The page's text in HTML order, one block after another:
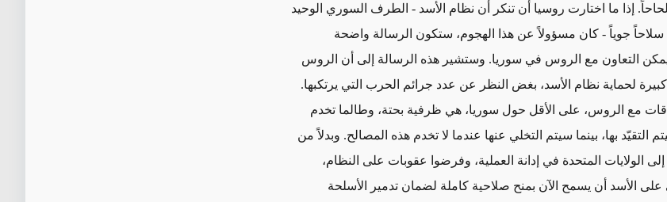
إذا ما اختارت روسيا أن تنكر أن نظام الأسد - الطرف السوري الوحيد
جوياً - كان مسؤولاً عن هذا الهجوم، ستكون الرسالة واضحة
يمكن التعاون مع الروس في سوريا. وستشير هذه الرسالة إلى أن الروس
لحماية نظام الأسد، بغض النظر عن عدد جرائم الحرب التي يرتكبها.
مع الروس، على الأقل حول سوريا، هي ظرفية بحتة، وطالما تخدم
التقيّد بها، بينما سيتم التخلي عنها عندما لا تخدم هذه المصالح. وبدلاً من
الولايات المتحدة في إدانة العملية، وفرضوا عقوبات على النظام،
على الأسد أن يسمح الآن بمنح صلاحية كاملة لضمان تدمير الأسلحة